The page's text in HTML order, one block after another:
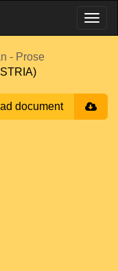
- Prose
document